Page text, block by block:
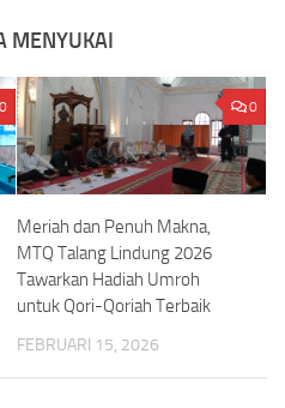
MENYUKAI
0 0
Meriah dan Penuh Makna,
MTQ Talang Lindung 2026
Tawarkan Hadiah Umroh
untuk Qori-Qoriah Terbaik
FEBRUARI 15, 2026